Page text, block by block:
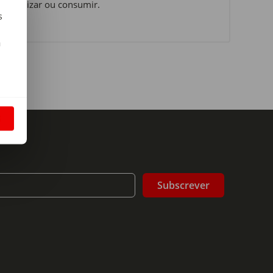
o utilizar ou consumir.
Subscrever